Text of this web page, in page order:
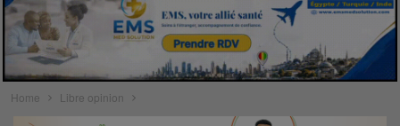
Home Libre opinion